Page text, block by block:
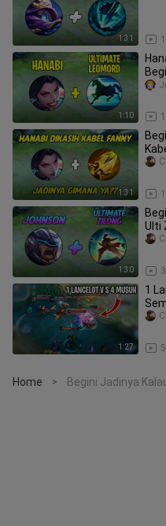
1:31
1:10
1:31
1:30
Ulti
1:27
1
Home > Begini Jadinya